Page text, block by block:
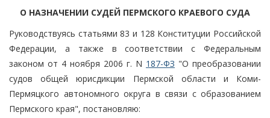
О НАЗНАЧЕНИИ СУДЕЙ ПЕРМСКОГО КРАЕВОГО СУДА
Руководствуясь статьями 83 и 128 Конституции Российской
Федерации, а также в соответствии с Федеральным
законом от 4 ноября 2006 г. N 187-ФЗ "О преобразовании
судов общей юрисдикции Пермской области и Коми-
Пермяцкого автономного округа в связи с образованием
Пермского края", постановляю: